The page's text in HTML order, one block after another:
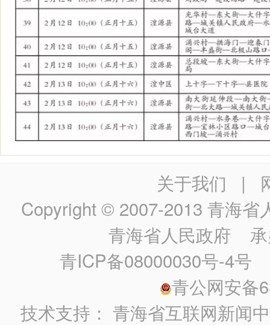
关于我们 |
Copyright © 2007-2013 青海省
青海省人民政府 承
青ICP备08000030号-4号
青公网安备
技术支持： 青海省互联网新闻